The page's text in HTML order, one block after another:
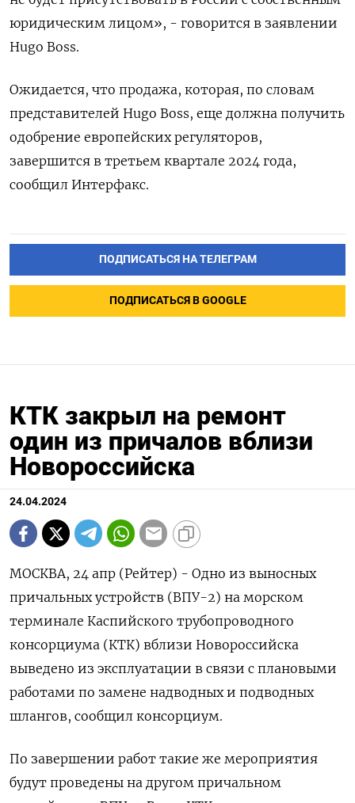
юридическим лицом», - говорится в заявлении
Hugo Boss.
Ожидается, что продажа, которая, по словам
представителей Hugo Boss, еще должна получить
одобрение европейских регуляторов,
завершится в третьем квартале 2024 года,
сообщил Интерфакс.
ПОДПИСАТЬСЯ НА ТЕЛЕГРАМ
ПОДПИСАТЬСЯ В GOOGLE
КТК закрыл на ремонт
один из причалов вблизи
Новороссийска
24.04.2024
МОСКВА, 24 апр (Рейтер) - Одно из выносных
причальных устройств (ВПУ-2) на морском
терминале Каспийского трубопроводного
консорциума (КТК) вблизи Новороссийска
выведено из эксплуатации в связи с плановыми
работами по замене надводных и подводных
шлангов, сообщил консорциум.
По завершении работ такие же мероприятия
будут проведены на другом причальном